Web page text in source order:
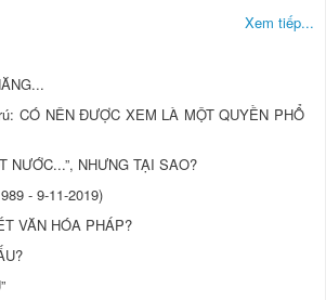
Xem tiếp...
CÓ NÊN ĐƯỢC XEM LÀ MỘT QUYỀN PHỔ
NƯỚC...”, NHƯNG TẠI SAO?
- 9-11-2019)
VĂN HÓA PHÁP?